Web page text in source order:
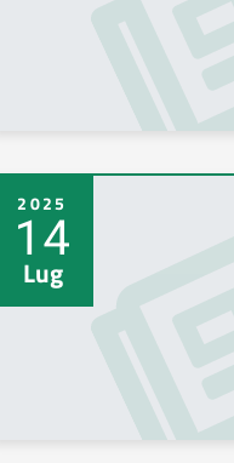
2025
14
Lug